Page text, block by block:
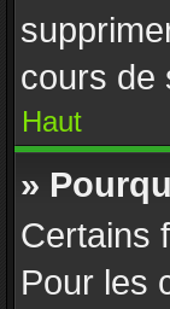
cours de
Haut
»
Certains
Pour les